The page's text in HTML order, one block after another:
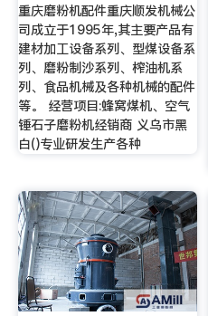
重庆磨粉机配件重庆顺发机械公
司成立于1995年,其主要产品有
建材加工设备系列、型煤设备系
列、磨粉制沙系列、榨油机系
列、食品机械及各种机械的配件
等。 经营项目:蜂窝煤机、空气
锤石子磨粉机经销商 义乌市黑
白()专业研发生产各种